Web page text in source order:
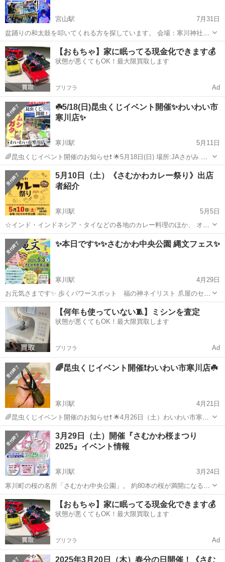
宮山駅
7月31日
盆踊りの和太鼓を叩いてくれる方を探しています。 会場：寒川神社参
集殿（神奈川県高座郡寒川町宮山３８３５−１） ※JR相模線
「宮山駅」徒歩5分 日程：8月12日（火）盆踊りは16:00〜20:00 詳細
等...
神奈川 高座郡 宮山駅 地域/お祭り 盆踊り
【おもちゃ】家に眠ってる現金化できます💰
状態が悪くてもOK！最大限買取します
プリフラ Ad
☘️5/18(日)昆虫くじイベント開催✨わいわい市
寒川店✨
寒川駅
5月11日
🌈昆虫くじイベント開催のお知らせ❗️ 🌟5月18日(日) 場所:JAさがみ わ
いわい市寒川店☘️ 時間:9時〜15時位まで✨ 昆虫くじ・メダカすくい/対
面販売同時開催❗️ 《昆虫くじ》 ✨価格:一回800円✨ ✨特賞✨...
神奈川 高座郡 寒川駅 地域/お祭り
5月10日（土）《さむかわカレー祭り》出店
者紹介
寒川駅
5月5日
☆インド・インドネシア・タイなどの各地のカレー料理のほか、 オリ
ジナルのカレーを使った食材など23店舗のキッチンカー・模擬店が出
店！ 他にもワークショップ、など、楽しいお店が揃いました。 夏が来
る前に美味しくて楽し...
神奈川 高座郡 寒川駅 地域/お祭り かき氷
✨本日です✨✨さむかわ中央公園 縄文フェス✨
寒川駅
4月29日
お元気さまです✨ 歩くパワースポット 福の神ネイリスト 爪屋のセイ
ジ‐相談師せいじ です😊 5/3(土) 10:00～15:00 #さむかわ中央公園 #縄
文フェス に出店いたします✨ https://www.inst...
神奈川 高座郡 寒川駅 地域/お祭り フェス
【何年も使っていない🧵】ミシンを査定
状態が悪くてもOK！最大限買取します
プリフラ Ad
🌈昆虫くじイベント開催❗️わいわい市寒川店☘️
寒川駅
4月21日
🌈昆虫くじイベント開催のお知らせ❗️ 🌟4月26日（土）わいわい市寒川
店 9時半〜14時半位まで。 ※悪天候の場合中止になることがありま
す。 《✨昆虫くじ✨》 価格:一回660円 ハズレなし❗️ 昆虫くじの内容
は以下を予...
神奈川 高座郡 寒川駅 地域/お祭り 昆虫
3月29日（土）開催『さむかわ桜まつり
2025』イベント情報
寒川駅
3月24日
寒川町の桜の名所「さむかわ中央公園」。 約80本の桜が満開になる時
期に 《第一部》キッチンカーや模擬店、ステージパフォーマンスによ
るイベント 《第二部》寒川町観光協会による夜桜ライトアップイベン
トを催しています。 ...
神奈川 高座郡 寒川駅 地域/お祭り ベビーカステラ
【おもちゃ】家に眠ってる現金化できます💰
状態が悪くてもOK！最大限買取します
プリフラ Ad
2025年3月20日（木）春分の日開催！《さむ